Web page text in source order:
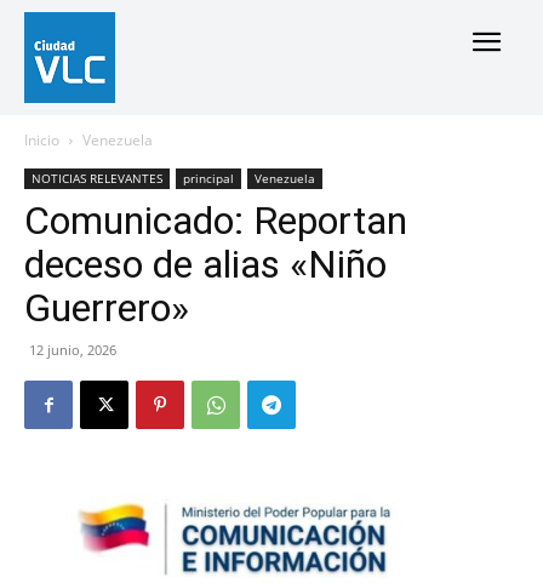
Inicio Venezuela
NOTICIAS RELEVANTES principal Venezuela
Comunicado: Reportan
deceso de alias «Niño
Guerrero»
12 junio, 2026